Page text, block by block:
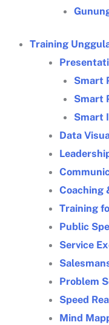
Training
Smart
Smart
Smart
Data
Coaching
Training
Public
Service
Problem
Speed
Mind